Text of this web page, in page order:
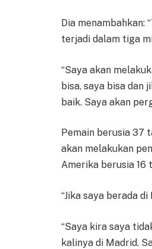
Dia menambahkan:
terjadi dalam tiga
“Saya akan
bisa, saya bisa dan
baik. Saya akan
Pemain berusia 37
akan melakukan
Amerika berusia 16
“Jika saya berada
“Saya kira saya
kalinya di Madrid.